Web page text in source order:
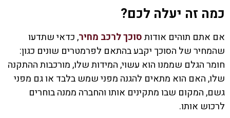
כמה זה יעלה לכם?
אם אתם תוהים אודותסוכך לרכב מחיר, כדאי שתדעו
שהמחיר של הסוכך יקבע בהתאם לפרמטרים שונים כגון:
חומר הגלם שממנו הוא עשוי, המידות שלו, מורכבות ההתקנה
שלו, האם הוא מתאים להגנה מפני שמש בלבד או גם מפני
גשם, המקום שבו מתקינים אותו והחברה ממנה בוחרים
לרכוש אותו.